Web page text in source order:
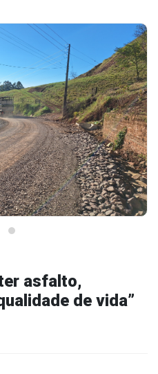
asfalto,
de vida”